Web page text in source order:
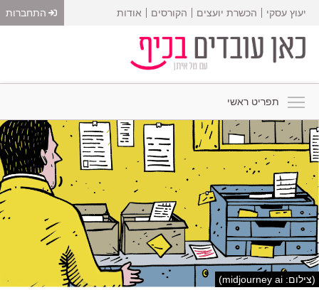
יעוץ עסקי הכשרת יועצים הקורסים אודות התחברות
תפריט ראשי
(צילום: midjourney ai)